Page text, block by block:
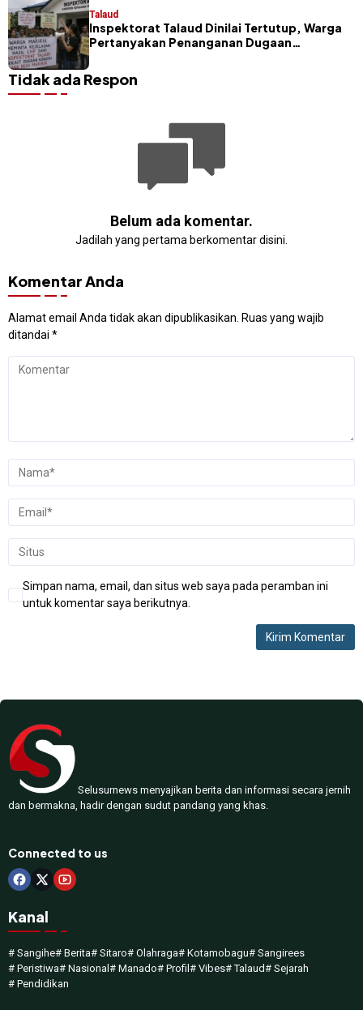
Talaud
Inspektorat Talaud Dinilai Tertutup, Warga
Pertanyakan Penanganan Dugaan
Tidak ada Respon
Belum ada komentar.
Jadilah yang pertama berkomentar disini.
Komentar Anda
Alamat email Anda tidak akan dipublikasikan. Ruas yang wajib
ditandai *
Simpan nama, email, dan situs web saya pada peramban ini
untuk komentar saya berikutnya.
Selusurnews menyajikan berita dan informasi secara jernih
dan bermakna, hadir dengan sudut pandang yang khas.
Connected to us
Kanal
# Sangihe# Berita# Sitaro# Olahraga# Kotamobagu# Sangirees
# Peristiwa# Nasional # Manado# Profil # Vibes# Talaud# Sejarah
# Pendidikan